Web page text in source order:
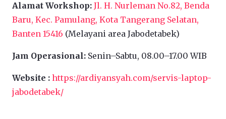
Alamat Workshop: Jl. H. Nurleman No.82, Benda
Baru, Kec. Pamulang, Kota Tangerang Selatan,
Banten 15416 (Melayani area Jabodetabek)
Jam Operasional: Senin–Sabtu, 08.00–17.00 WIB
Website : https://ardiyansyah.com/servis-laptop-
jabodetabek/